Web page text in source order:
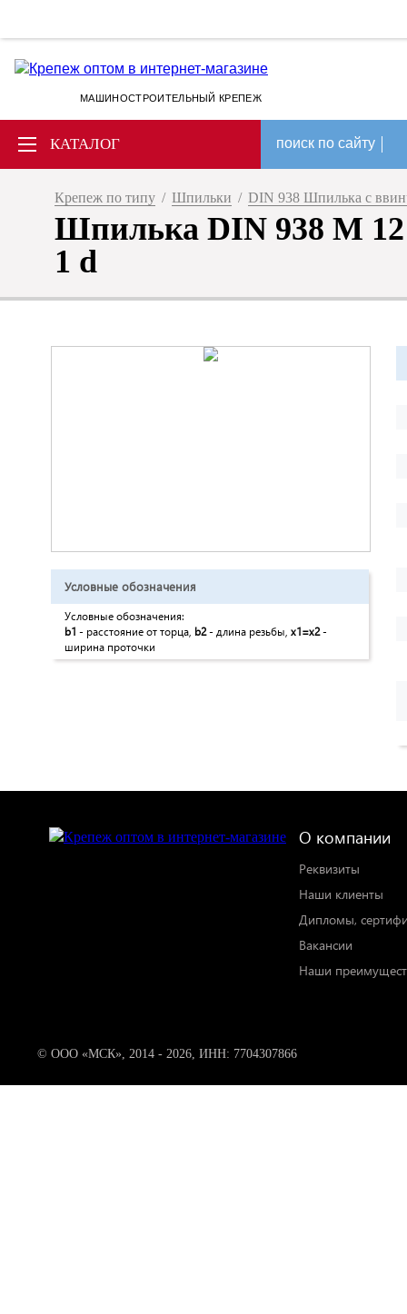
МАШИНОСТРОИТЕЛЬНЫЙ КРЕПЕЖ
КАТАЛОГ поиск по сайту
Крепеж по типу / Шпильки / DIN 938 Шпилька с
Шпилька DIN 938 M 12
1 d
Условные обозначения
Условные обозначения:
b1 - расстояние от торца, b2- длина резьбы, x1=x2-
ширина проточки
О компании
Реквизиты
Наши клиенты
Дипломы,
Вакансии
Наши
© ООО «МСК», 2014 - 2026, ИНН: 7704307866